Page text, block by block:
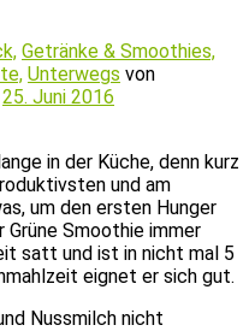
Getränke & Smoothies,
Unterwegs von
25. Juni 2016
in der Küche, denn kurz
und am
um den ersten Hunger
Smoothie immer
satt und ist in nicht mal 5
eignet er sich gut.
Nussmilch nicht